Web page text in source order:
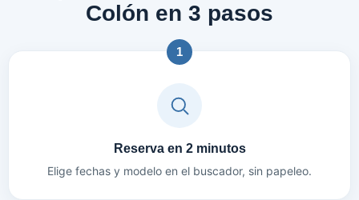
Colón en 3 pasos
1
Reserva en 2 minutos
Elige fechas y modelo en el buscador, sin papeleo.